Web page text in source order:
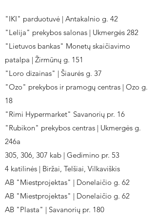
"IKI" parduotuvė | Antakalnio g. 42
"Lelija" prekybos salonas | Ukmergės 282
"Lietuvos bankas" Monetų skaičiavimo
patalpa | Žirmūnų g. 151
"Loro dizainas" | Šiaurės g. 37
"Ozo" prekybos ir pramogų centras | Ozo g.
18
"Rimi Hypermarket" Savanorių pr. 16
"Rubikon" prekybos centras | Ukmergės g.
246a
305, 306, 307 kab | Gedimino pr. 53
4 katilinės | Biržai, Telšiai, Vilkaviškis
AB "Miestprojektas" | Donelaičio g. 62
AB "Miestprojektas" | Donelaičio g. 62
AB "Plasta" | Savanorių pr. 180